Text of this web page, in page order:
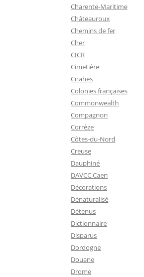
Charente-Maritime
Châteauroux
Chemins de fer
Cher
CICR
Cimetière
Cnahes
Colonies françaises
Commonwealth
Compagnon
Corrèze
Côtes-du-Nord
Creuse
Dauphiné
DAVCC Caen
Décorations
Dénaturalisé
Détenus
Dictionnaire
Disparus
Dordogne
Douane
Drome